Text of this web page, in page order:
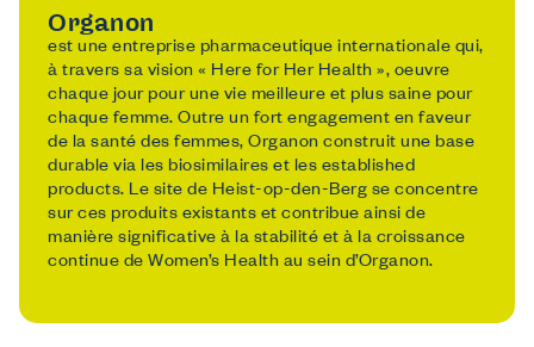
Inspiration du secteur
Organon
est une entreprise pharmaceutique internationale qui,
à travers sa vision « Here for Her Health », oeuvre
chaque jour pour une vie meilleure et plus saine pour
chaque femme. Outre un fort engagement en faveur
de la santé des femmes, Organon construit une base
durable via les biosimilaires et les established
products. Le site de Heist-op-den-Berg se concentre
sur ces produits existants et contribue ainsi de
manière significative à la stabilité et à la croissance
continue de Women’s Health au sein d’Organon.